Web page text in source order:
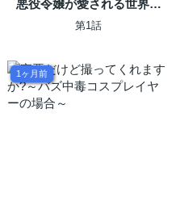
悪役令嬢が愛される世界な
ら、正ヒロインの私は退場し
第1話
1ヶ月前